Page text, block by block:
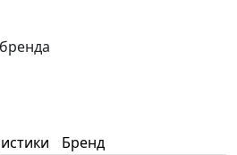
Бренд